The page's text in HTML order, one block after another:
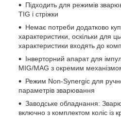
Підходить для режимів
TIG і стріжки
Немає потреби додатково
характеристики, оскільки для
характеристики входять до
Інверторний апарат для
MIG/MAG з окремим
Режим Non-Synergic для
параметрів зварювання
Заводське обладнання:
включно з комплектом коліс із